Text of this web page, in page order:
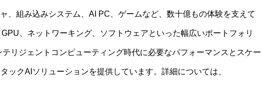
、組み込みシステム、AI PC、ゲームなど、数十億もの体験を支えて
、ネットワーキング、ソフトウェアといった幅広いポートフォリ
リジェントコンピューティング時代に必要なパフォーマンスとスケー
ックAIソリューションを提供しています。詳細については、